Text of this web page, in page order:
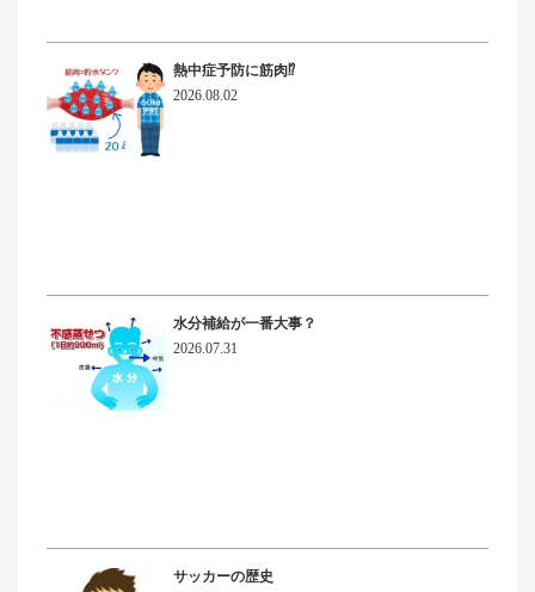
熱中症予防に筋肉⁉
2026.08.02
水分補給が一番大事？
2026.07.31
サッカーの歴史